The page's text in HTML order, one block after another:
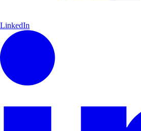
LinkedIn